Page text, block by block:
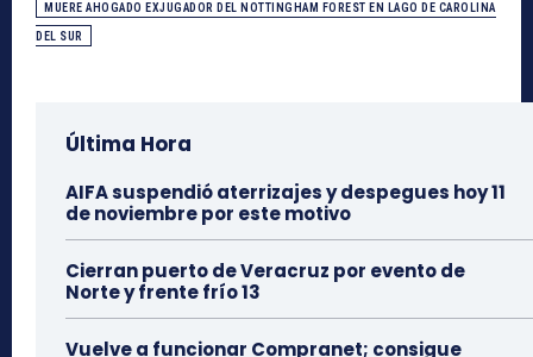
MUERE AHOGADO EXJUGADOR DEL NOTTINGHAM FOREST EN LAGO DE CAROLINA
DEL SUR
Última Hora
AIFA suspendió aterrizajes y despegues hoy 11
de noviembre por este motivo
Cierran puerto de Veracruz por evento de
Norte y frente frío 13
Vuelve a funcionar Compranet; consigue